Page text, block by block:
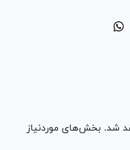
شد. بخش‌های موردنیاز